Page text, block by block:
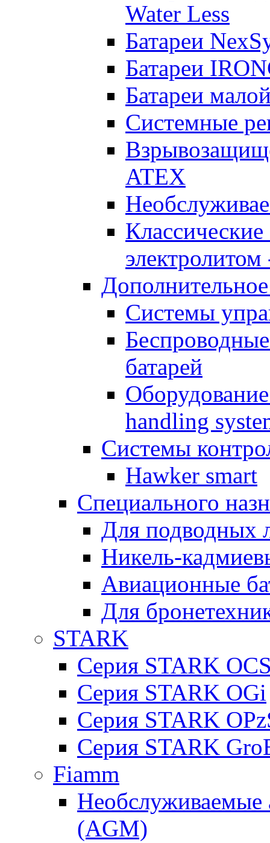
Water Less
Батареи
Батареи
Батареи
Системные
ATEX
Системы
батарей
handling
Системы
Hawker smart
Специального
Для подводных
Никель-
Авиационные
Для
STARK
Серия STARK
Серия STARK OGi
Серия STARK
Серия STARK
Fiamm
Необслуживаемые
(AGM)